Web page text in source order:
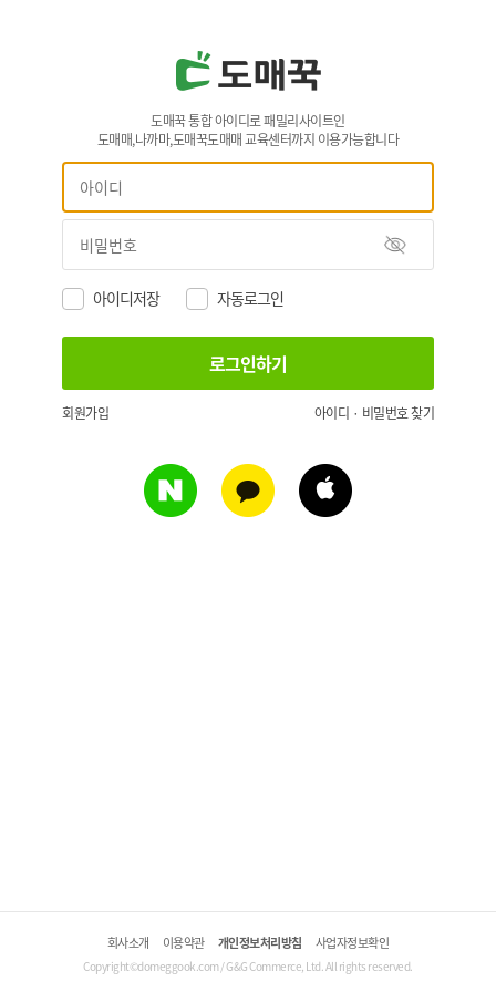
도매꾹 통합 아이디로 패밀리사이트인
도매매,나까마,도매꾹도매매 교육센터까지 이용가능합니다
아이디저장 자동로그인
회원가입 아이디 · 비밀번호 찾기
회사소개 이용약관 개인정보처리방침 사업자정보확인
Copyright©domeggook.com / G&G Commerce, Ltd. All rights reserved.